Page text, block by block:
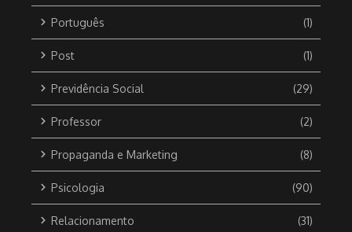
Português (1)
Post (1)
Previdência Social (29)
Professor (2)
Propaganda e Marketing (8)
Psicologia (90)
Relacionamento (31)